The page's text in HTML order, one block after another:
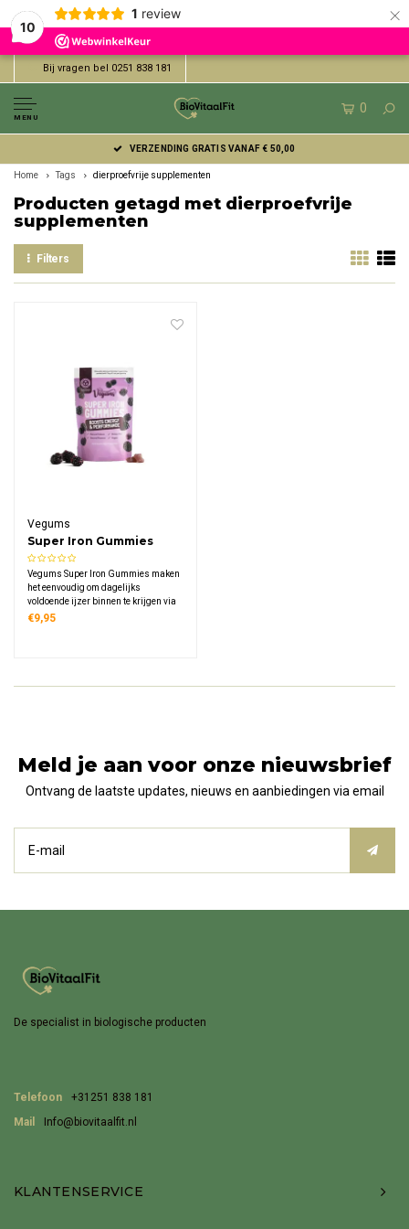
10
1 review ×
Bij vragen bel 0251 838 181
MENU
0
VERZENDING GRATIS VANAF € 50,00
Home Tags dierproefvrije supplementen
Producten getagd met dierproefvrije
supplementen
Filters
Vegums
Super Iron Gummies
Vegums Super Iron Gummies maken
het eenvoudig om dagelijks
voldoende ijzer binnen te krijgen via
heerlijke kauwbare gummies met
€9,95
Meld je aan voor onze nieuwsbrief
Ontvang de laatste updates, nieuws en aanbiedingen via email
De specialist in biologische producten
Telefoon
+31251 838 181
Mail
Info@biovitaalfit.nl
KLANTENSERVICE